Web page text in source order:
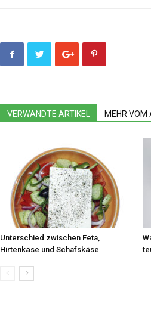
VERWANDTE ARTIKEL MEHR VOM
Unterschied zwischen Feta,
Hirtenkäse und Schafskäse